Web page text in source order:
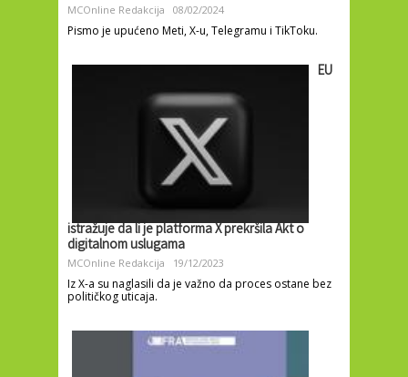
MCOnline Redakcija 08/02/2024
Pismo je upućeno Meti, X-u, Telegramu i TikToku.
EU
istražuje da li je platforma X prekršila Akt o
digitalnom uslugama
MCOnline Redakcija 19/12/2023
Iz X-a su naglasili da je važno da proces ostane bez
političkog uticaja.